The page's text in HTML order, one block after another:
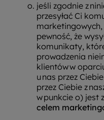
jeśli zgodnie z
przesyłać Ci
pewność, że
komunikaty,
prowadzenia
klientów w
u nas przez
przez Ciebie z
w punkcie o) jest
celem